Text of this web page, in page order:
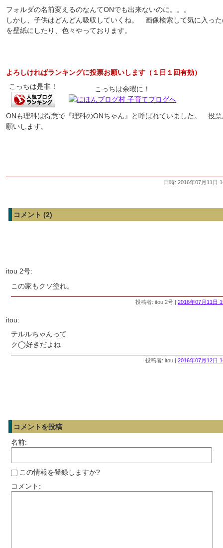
フォルダの名前変えるのなんてONでも出来ないのに。。。
しかし、子供はどんどん吸収していくね。 画像検索して気に入っ
を壁紙にしたり、色々やっております。
よろしければランキングに投票お願いします（１日１回有効）
こっちは是非！
こっちは余暇に！
ONも理科は得意で『理科のONちゃん』と呼ばれていました。 投
願いします。
日時: 2016年07月11日
コメント (2)
itou 2号:
この家もクソ塗れ。
投稿者: itou 2号 | 2016年07月11日
itou:
テルルちゃんって
ク◯好きだよね
投稿者: itou | 2016年07月12日
コメントを投稿
名前:
この情報を登録しますか?
コメント: